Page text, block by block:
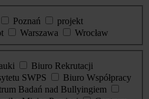
Poznań
projekt
Warszawa
Wrocław
Biuro Rekrutacji
SWPS
Biuro Współpracy
Badań nad Bullyingiem